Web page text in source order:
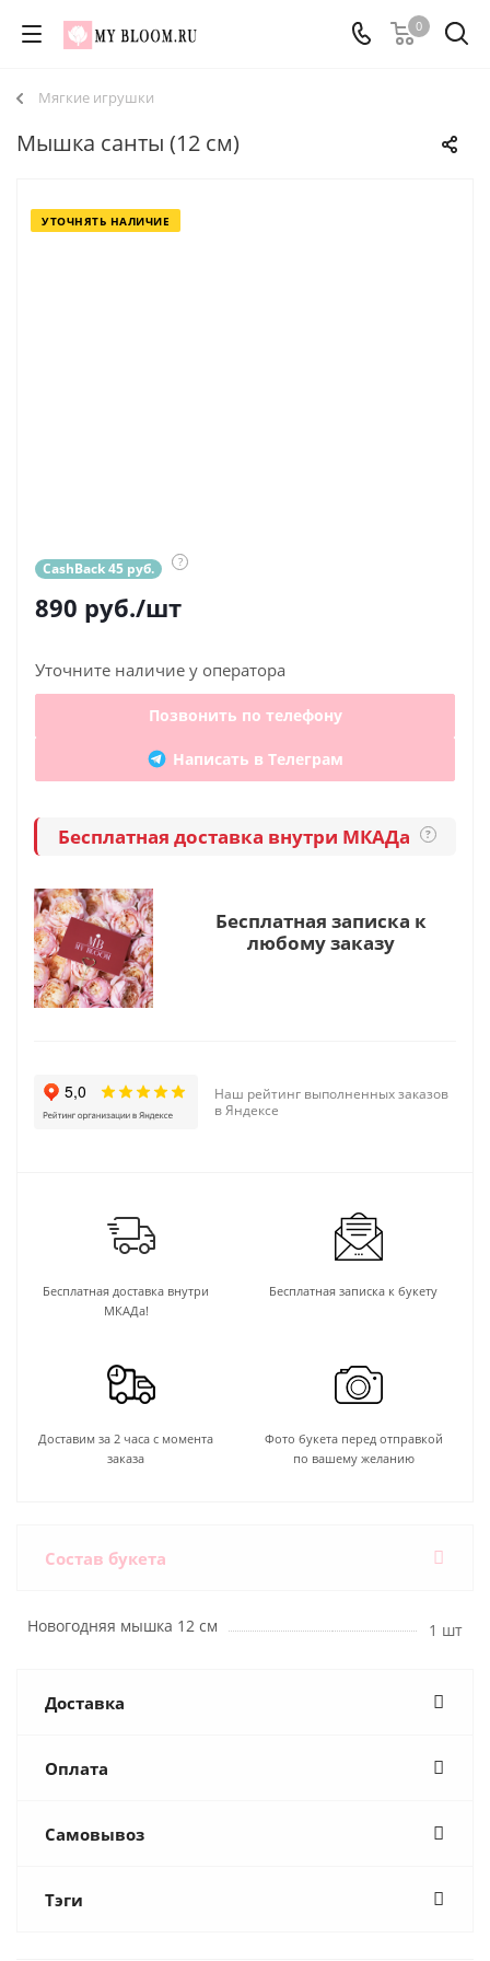
0
Мягкие игрушки
Мышка санты (12 см)
УТОЧНЯТЬ НАЛИЧИЕ
CashBack 45 руб. ?
890 руб./шт
Уточните наличие у оператора
Позвонить по телефону
Написать в Телеграм
Бесплатная доставка внутри МКАДа ?
Бесплатная записка к
любому заказу
Наш рейтинг выполненных заказов
в Яндексе
Бесплатная доставка внутри
МКАДа!
Бесплатная записка к букету
Доставим за 2 часа с момента
заказа
Фото букета перед отправкой
по вашему желанию
Состав букета
Новогодняя мышка 12 см 1 шт
Доставка
Оплата
Самовывоз
Тэги